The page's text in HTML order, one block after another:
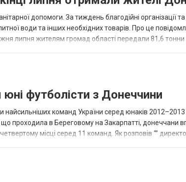
допомоги. За тиждень благодійні організації
води та інших необхідних товарів. Про це
липня жителям громад області передали 81,6 тонни
футболісти з Донеччини
команд України серед юнаків 2012–2013
що проходила в Береговому на Закарпатті, донеччани
місці серед 11 команд. Як розповів “”